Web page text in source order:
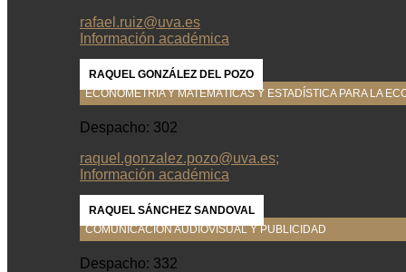
rafael.ruiz@uva.es
Información académica
RAQUEL GONZÁLEZ DEL POZO
ECONOMETRÍA Y MATEMÁTICAS Y ESTADÍSTICA PARA LA
Despacho: 302
raquel.gonzalez.pozo@uva.es;
Información académica
RAQUEL SÁNCHEZ SANDOVAL
COMUNICACIÓN AUDIOVISUAL Y PUBLICIDAD
Despacho: 332